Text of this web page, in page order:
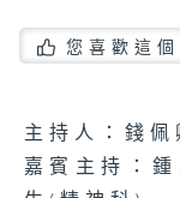
您喜歡這
主持人：錢佩
嘉賓主持：